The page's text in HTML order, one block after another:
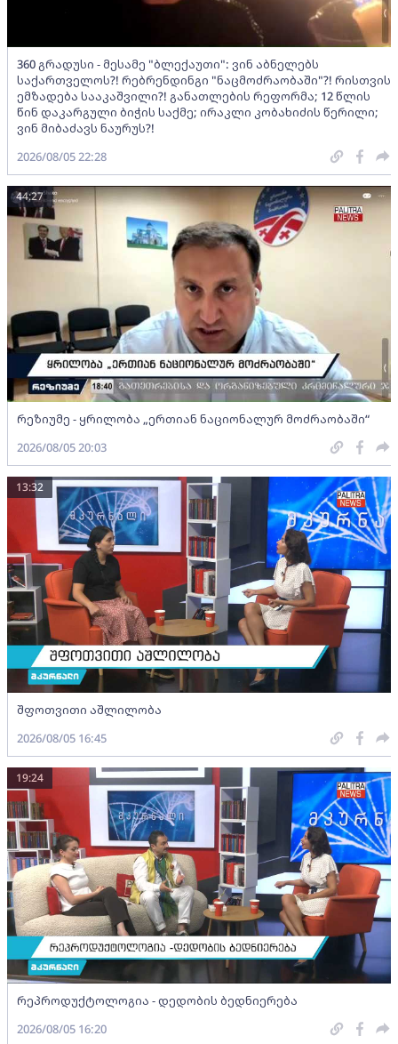
360 გრადუსი - მესამე "ბლექაუთი": ვინ აბნელებს
საქართველოს?! რებრენდინგი "ნაცმოძრაობაში"?! რისთვის
ემზადება სააკაშვილი?! განათლების რეფორმა; 12 წლის
წინ დაკარგული ბიჭის საქმე; ირაკლი კობახიძის წერილი;
ვინ მიბაძავს ნაურუს?!
2026/08/05 22:28
რეზიუმე - ყრილობა „ერთიან ნაციონალურ მოძრაობაში“
44:27
2026/08/05 20:03
შფოთვითი აშლილობა
13:32
2026/08/05 16:45
რეპროდუქტოლოგია - დედობის ბედნიერება
19:24
2026/08/05 16:20